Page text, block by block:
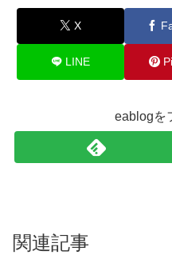
X
LINE
eablogを
関連記事